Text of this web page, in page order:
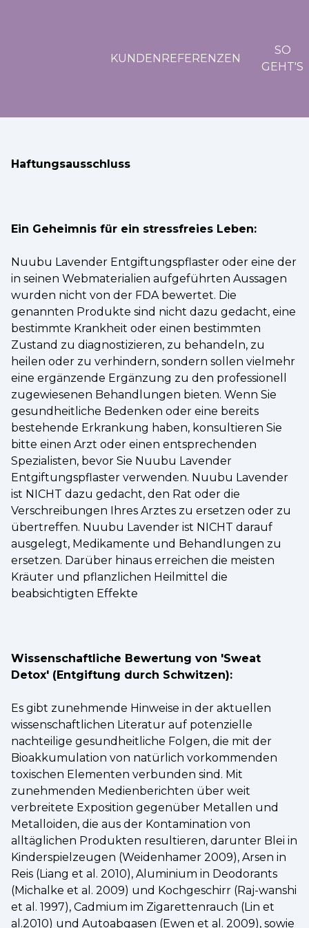
KUNDENREFERENZEN
SO
GEHT'S
Haftungsausschluss
Ein Geheimnis für ein stressfreies Leben:
Nuubu Lavender Entgiftungspflaster oder eine der
in seinen Webmaterialien aufgeführten Aussagen
wurden nicht von der FDA bewertet. Die
genannten Produkte sind nicht dazu gedacht, eine
bestimmte Krankheit oder einen bestimmten
Zustand zu diagnostizieren, zu behandeln, zu
heilen oder zu verhindern, sondern sollen vielmehr
eine ergänzende Ergänzung zu den professionell
zugewiesenen Behandlungen bieten. Wenn Sie
gesundheitliche Bedenken oder eine bereits
bestehende Erkrankung haben, konsultieren Sie
bitte einen Arzt oder einen entsprechenden
Spezialisten, bevor Sie Nuubu Lavender
Entgiftungspflaster verwenden. Nuubu Lavender
ist NICHT dazu gedacht, den Rat oder die
Verschreibungen Ihres Arztes zu ersetzen oder zu
übertreffen. Nuubu Lavender ist NICHT darauf
ausgelegt, Medikamente und Behandlungen zu
ersetzen. Darüber hinaus erreichen die meisten
Kräuter und pflanzlichen Heilmittel die
beabsichtigten Effekte
Wissenschaftliche Bewertung von 'Sweat
Detox' (Entgiftung durch Schwitzen):
Es gibt zunehmende Hinweise in der aktuellen
wissenschaftlichen Literatur auf potenzielle
nachteilige gesundheitliche Folgen, die mit der
Bioakkumulation von natürlich vorkommenden
toxischen Elementen verbunden sind. Mit
zunehmenden Medienberichten über weit
verbreitete Exposition gegenüber Metallen und
Metalloiden, die aus der Kontamination von
alltäglichen Produkten resultieren, darunter Blei in
Kinderspielzeugen (Weidenhamer 2009), Arsen in
Reis (Liang et al. 2010), Aluminium in Deodorants
(Michalke et al. 2009) und Kochgeschirr (Raj-wanshi
et al. 1997), Cadmium im Zigarettenrauch (Lin et
al.2010) und Autoabgasen (Ewen et al. 2009), sowie